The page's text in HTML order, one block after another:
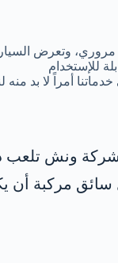
وتعرض
للإستخدام
أمراً لا بد منه
شركة ونش تلعب
مركبة أن